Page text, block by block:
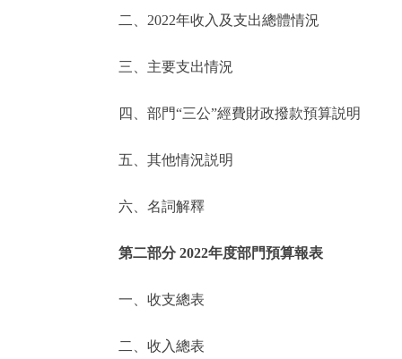
便民服務
仲介服務
政民互動
12345網上接訴即辦
參與調查
二、2022年收入及支出總體情況
三、主要支出情況
四、部門“三公”經費財政撥款預算説明
五、其他情況説明
六、名詞解釋
第二部分 2022年度部門預算報表
一、收支總表
二、收入總表